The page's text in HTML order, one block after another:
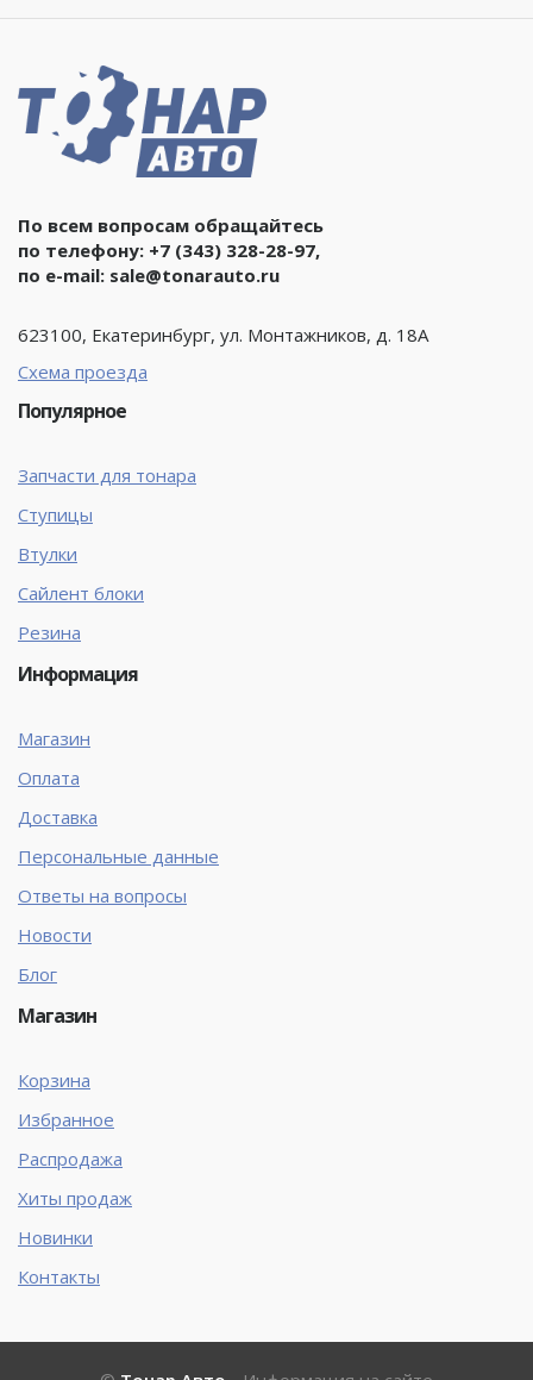
По всем вопросам обращайтесь
по телефону: +7 (343) 328-28-97,
по e-mail: sale@tonarauto.ru
623100, Екатеринбург, ул. Монтажников, д. 18А
Схема проезда
Популярное
Запчасти для тонара
Ступицы
Втулки
Сайлент блоки
Резина
Информация
Магазин
Оплата
Доставка
Персональные данные
Ответы на вопросы
Новости
Блог
Магазин
Корзина
Избранное
Распродажа
Хиты продаж
Новинки
Контакты